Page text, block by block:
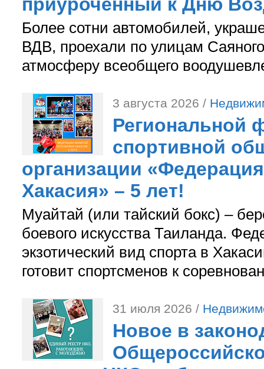
Более сотни автомобилей,
ВДВ, проехали по улицам
атмосферу всеобщего
3 августа 2026 /
Региональной
спортивной
организации
Хакасия» – 5 лет!
Муайтай (или тайский бокс) –
боевого искусства Таиланда.
экзотический вид спорта в
готовит спортсменов к
31 июля 2026 /
Новое в